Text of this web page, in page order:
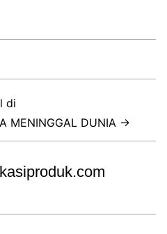
di
MENINGGAL DUNIA →